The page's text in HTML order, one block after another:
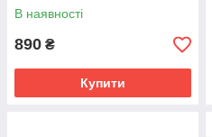
В наявності
890 ₴
Купити